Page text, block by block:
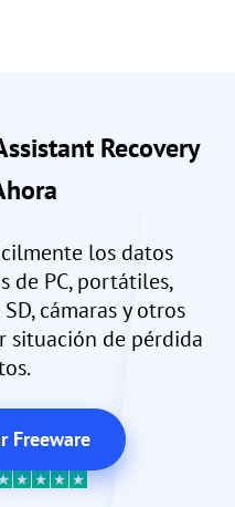
Recovery
los datos
de PC, portátiles,
cámaras y otros
situación de pérdida
Freeware